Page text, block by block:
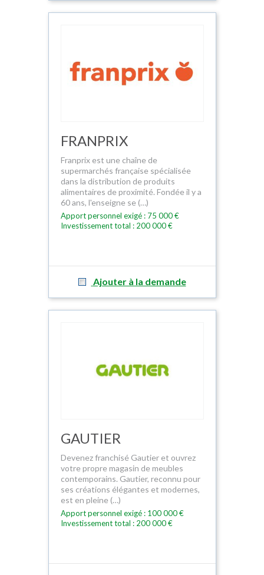
FRANPRIX
Franprix est une chaîne de
supermarchés française spécialisée
dans la distribution de produits
alimentaires de proximité. Fondée il y a
60 ans, l'enseigne se (…)
Apport personnel exigé : 75 000 €
Investissement total : 200 000 €
Ajouter à la demande
GAUTIER
Devenez franchisé Gautier et ouvrez
votre propre magasin de meubles
contemporains. Gautier, reconnu pour
ses créations élégantes et modernes,
est en pleine (…)
Apport personnel exigé : 100 000 €
Investissement total : 200 000 €